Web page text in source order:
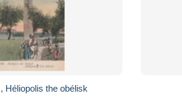
Héliopolis the obélisk